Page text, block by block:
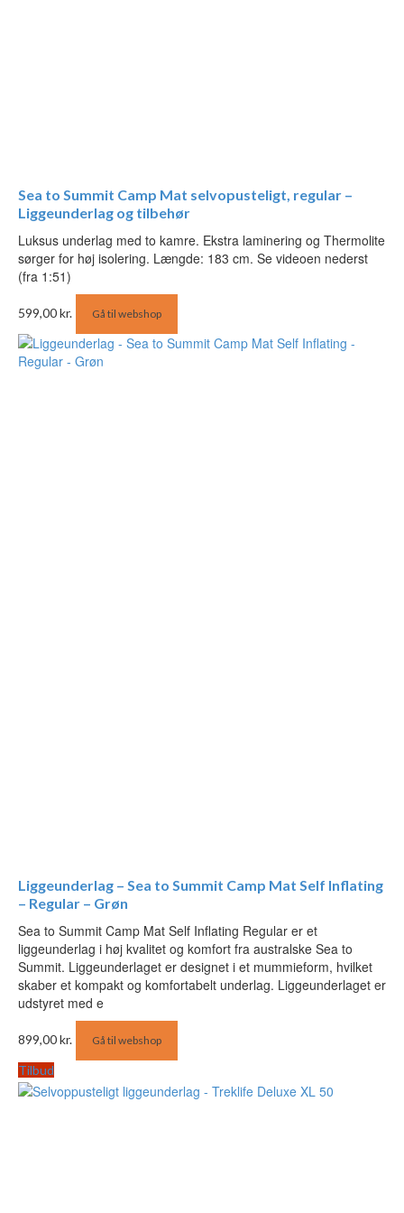
Sea to Summit Camp Mat selvopusteligt, regular –
Liggeunderlag og tilbehør
Luksus underlag med to kamre. Ekstra laminering og Thermolite
sørger for høj isolering. Længde: 183 cm. Se videoen nederst
(fra 1:51)
599,00kr. Gå til webshop
Liggeunderlag – Sea to Summit Camp Mat Self Inflating
– Regular – Grøn
Sea to Summit Camp Mat Self Inflating Regular er et
liggeunderlag i høj kvalitet og komfort fra australske Sea to
Summit. Liggeunderlaget er designet i et mummieform, hvilket
skaber et kompakt og komfortabelt underlag. Liggeunderlaget er
udstyret med e
899,00kr. Gå til webshop
Tilbud